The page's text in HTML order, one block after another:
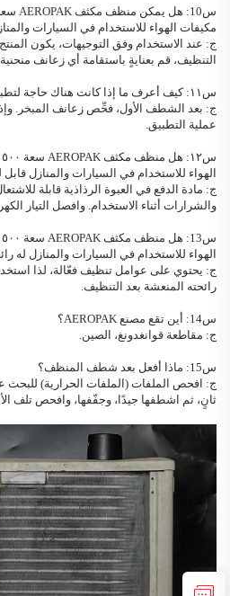
س10: هل يمكن منظف مكثف AEROPAK
مكيفات الهواء للاستخدام في السيارات
ج: عند الاستخدام وفق التوجيهات، يكون
التنظيف، قم بعنايةٍ باستقامة أي زعانف منحنية
س١١: كيف أعرف ما إذا كانت هناك حاجة لتطبيق ثانٍ؟
ج: بعد الشطف الأول، فحِّص زعانف المبخر.
عملية التطبيق.
س١٢: هل منظف مكثف AEROPAK
الهواء للاستخدام في السيارات والمنازل قابل
ج: مادة الدفع في العبوة الرذاذية قابلة
والشرارات أثناء الاستخدام. وافصل التيار
س13: هل منظف مكثف AEROPAK
الهواء للاستخدام في السيارات والمنازل له
ج: يحتوي على عوامل تنظيف فعّالة، لذا
رائحته المنعشة بعد التنظيف.
س14: أين تقع مصنع AEROPAK؟
ج: مقاطعة قوانغدونغ، الصين.
س15: ماذا أفعل بعد شطف المنظف؟
ج: افحص الملفات (الملفات الحرارية)
ثانٍ، ثم اشطفها جيدًا، وجفّفها، وافحص تلف